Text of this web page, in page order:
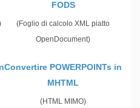
FODS
(Foglio di calcolo XML piatto
OpenDocument)
Convertire POWERPOINTs in
MHTML
(HTML MIMO)